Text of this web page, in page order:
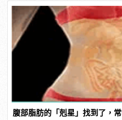
腹部脂肪的「剋星」找到了，